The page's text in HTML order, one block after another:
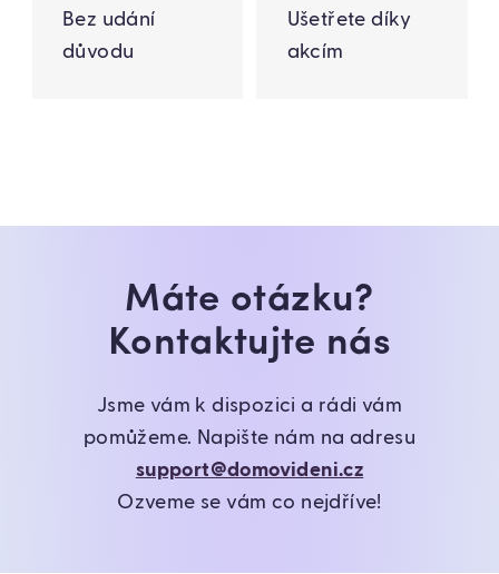
Bez udání
důvodu
Ušetřete díky
akcím
Máte otázku?
Kontaktujte nás
Jsme vám k dispozici a rádi vám
pomůžeme. Napište nám na adresu
support@domovideni.cz
Ozveme se vám co nejdříve!